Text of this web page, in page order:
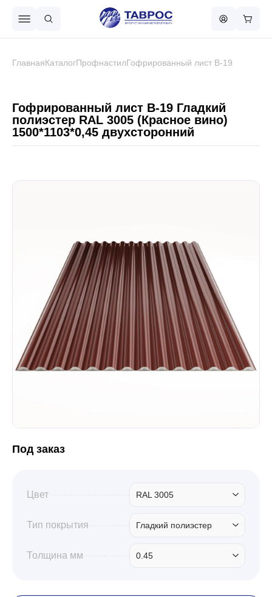
Металлочерепица
Сваи винтовые
Забор
Кровля
Профили для гипсокартона
ГлавнаяКаталогПрофнастилГофрированный лист В-19
Гофрированный лист В-19 Гладкий
полиэстер RAL 3005 (Красное вино)
1500*1103*0,45 двухсторонний
Под заказ
Цвет RAL 3005
Тип покрытия Гладкий полиэстер
Толщина мм 0.45